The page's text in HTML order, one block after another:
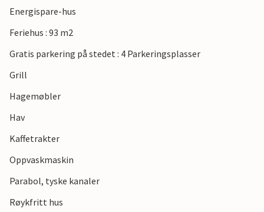
Energispare-hus
Feriehus : 93 m2
Gratis parkering på stedet : 4 Parkeringsplasser
Grill
Hagemøbler
Hav
Kaffetrakter
Oppvaskmaskin
Parabol, tyske kanaler
Røykfritt hus